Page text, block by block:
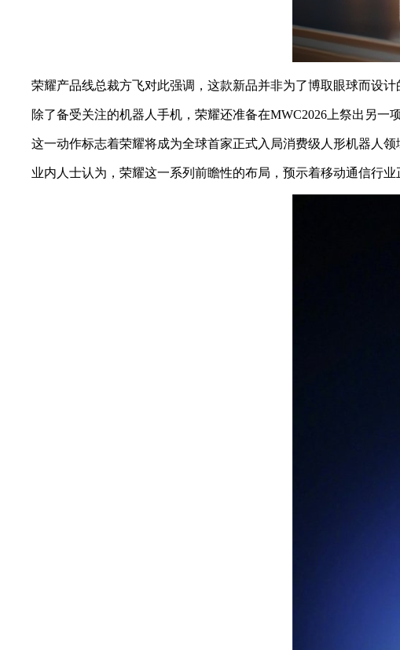
荣耀产品线总裁方飞对此强调，这款新品并非为了博取眼球而设计
除了备受关注的机器人手机，荣耀还准备在MWC2026上祭出另一项
这一动作标志着荣耀将成为全球首家正式入局消费级人形机器人领
业内人士认为，荣耀这一系列前瞻性的布局，预示着移动通信行业